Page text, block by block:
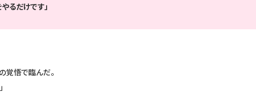
るだけです」
覚悟で臨んだ。